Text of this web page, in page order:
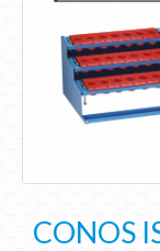
CONOS